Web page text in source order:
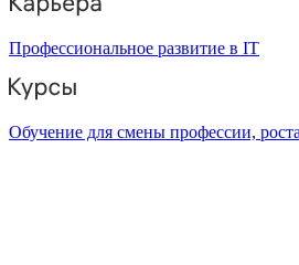
Профессиональное развитие в IT
Обучение для смены профессии,